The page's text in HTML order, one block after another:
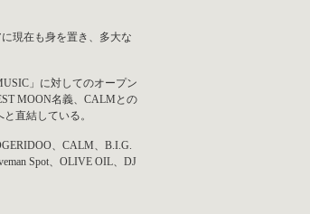
現在も身を置き、多大な
」に対してのオープン
MOON名義、CALMとの
直結している。
、CALM、B.I.G.
Spot、OLIVE OIL、DJ